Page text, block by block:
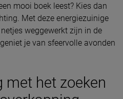
mooi boek leest? Kies dan
Met deze energiezuinige
weggewerkt zijn in de
je van sfeervolle avonden
het zoeken